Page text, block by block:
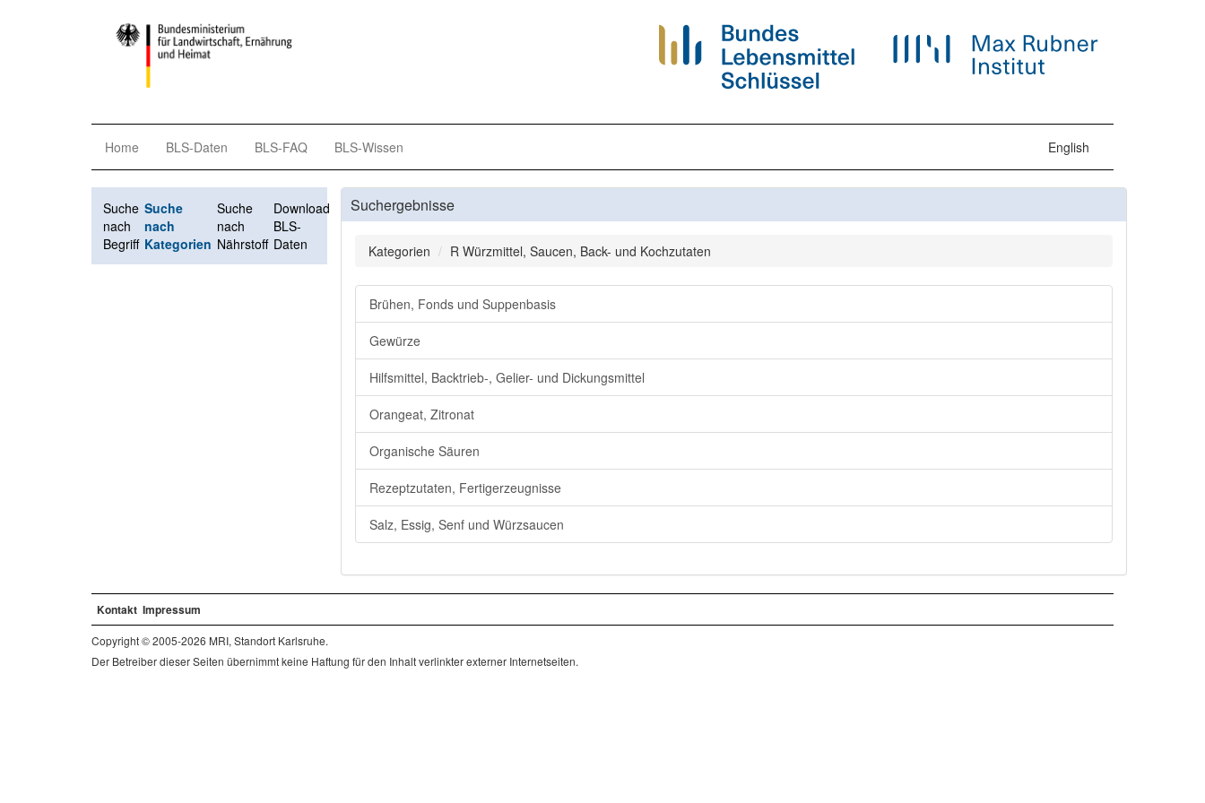
Home BLS-Daten BLS-FAQ BLS-Wissen English
Suche
nach
Begriff
Suche
nach
Kategorien
Suche
nach
Nährstoff
Download
BLS-
Daten
Suchergebnisse
Kategorien R Würzmittel, Saucen, Back- und Kochzutaten
Brühen, Fonds und Suppenbasis
Gewürze
Hilfsmittel, Backtrieb-, Gelier- und Dickungsmittel
Orangeat, Zitronat
Organische Säuren
Rezeptzutaten, Fertigerzeugnisse
Salz, Essig, Senf und Würzsaucen
Kontakt Impressum
Copyright © 2005-2026 MRI, Standort Karlsruhe.
Der Betreiber dieser Seiten übernimmt keine Haftung für den Inhalt verlinkter externer Internetseiten.